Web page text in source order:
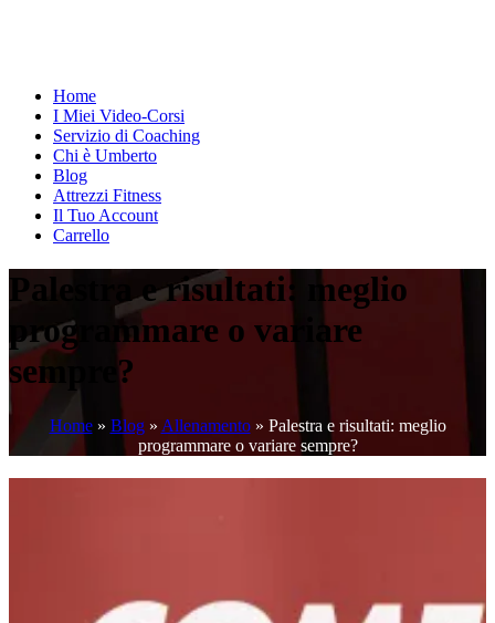
Home
I Miei Video-Corsi
Servizio di Coaching
Chi è Umberto
Blog
Attrezzi Fitness
Il Tuo Account
Carrello
Palestra e risultati: meglio
programmare o variare
sempre?
Home» Blog» Allenamento» Palestra e risultati: meglio
programmare o variare sempre?